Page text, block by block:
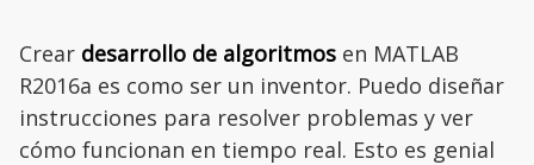
Crear desarrollo de algoritmos en MATLAB
R2016a es como ser un inventor. Puedo diseñar
instrucciones para resolver problemas y ver
cómo funcionan en tiempo real. Esto es genial